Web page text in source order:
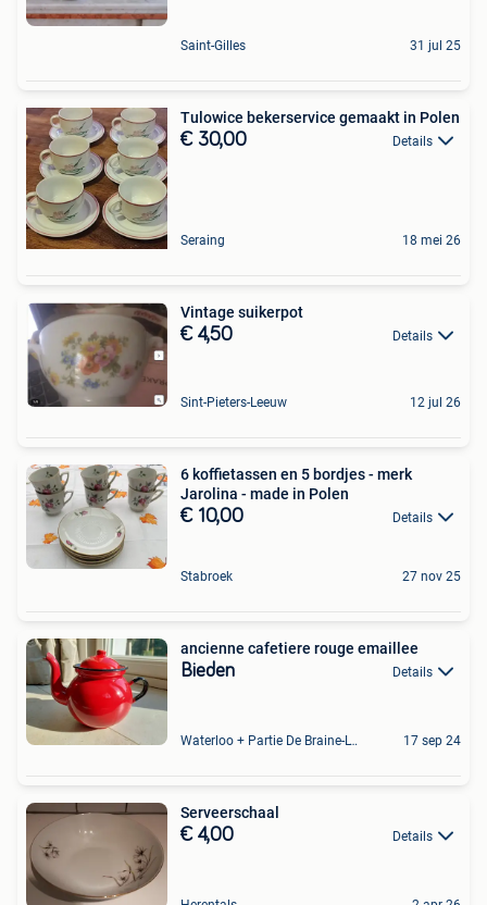
Saint-Gilles 31 jul 25
Tulowice bekerservice gemaakt in Polen
€ 30,00 Details
Seraing 18 mei 26
Vintage suikerpot
€ 4,50 Details
Sint-Pieters-Leeuw 12 jul 26
6 koffietassen en 5 bordjes - merk
Jarolina - made in Polen
€ 10,00 Details
Stabroek 27 nov 25
ancienne cafetiere rouge emaillee
Bieden Details
Waterloo + Partie De Braine-L'Alleud, De Ohain 17 sep 24
Serveerschaal
€ 4,00 Details